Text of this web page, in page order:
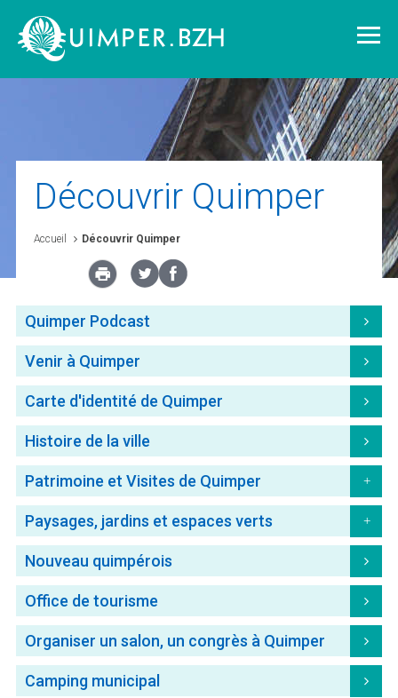
Vivre à Quimper
Découvrir Quimper
Quimper demain
Quimper citoyenne
L'agglomération
Météo/UV Webcams Select Language ▼
BREZHONEG
Découvrir Quimper
Accueil Découvrir Quimper
Quimper Podcast
Venir à Quimper
Carte d'identité de Quimper
Histoire de la ville
Patrimoine et Visites de Quimper
Paysages, jardins et espaces verts
Nouveau quimpérois
Office de tourisme
Organiser un salon, un congrès à Quimper
Camping municipal